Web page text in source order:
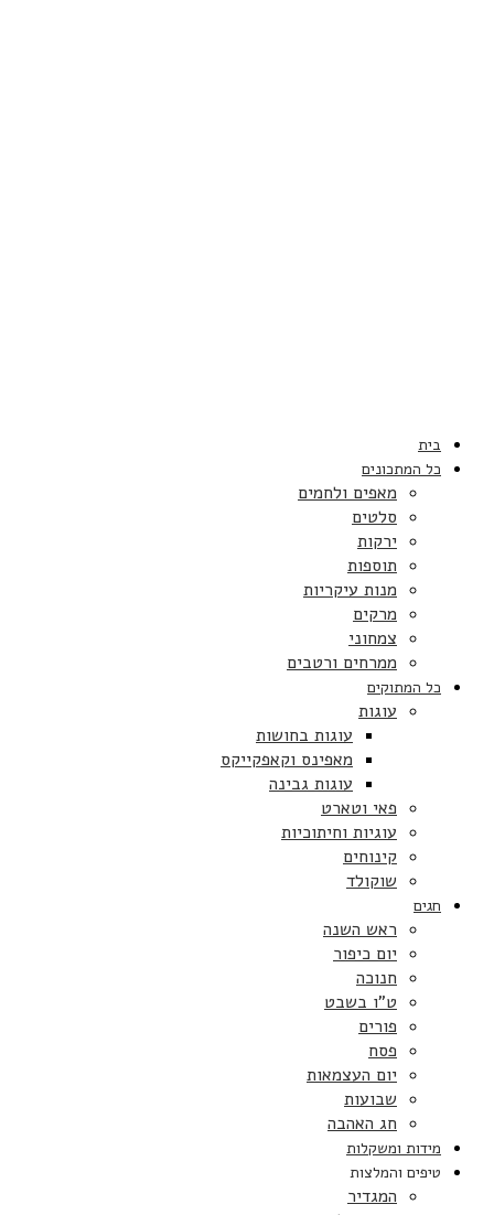
בית
כל המתכונים
מאפים ולחמים
סלטים
ירקות
תוספות
מנות עיקריות
מרקים
צמחוני
ממרחים ורטבים
כל המתוקים
עוגות
עוגות בחושות
מאפינס וקאפקייקס
עוגות גבינה
פאי וטארט
עוגיות וחיתוכיות
קינוחים
שוקולד
חגים
ראש השנה
יום כיפור
חנוכה
ט”ו בשבט
פורים
פסח
יום העצמאות
שבועות
חג האהבה
מידות ומשקלות
טיפים והמלצות
המגדיר